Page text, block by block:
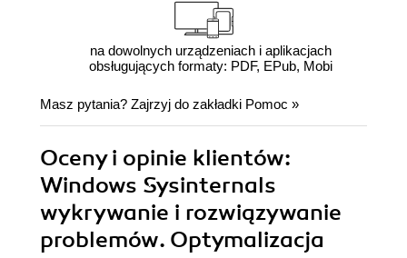
na dowolnych urządzeniach i aplikacjach
obsługujących formaty: PDF, EPub, Mobi
Masz pytania? Zajrzyj do zakładki Pomoc »
Oceny i opinie klientów:
Windows Sysinternals
wykrywanie i rozwiązywanie
problemów. Optymalizacja